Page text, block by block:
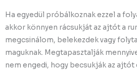
Ha egyedül próbálkoznak ezzel a
akkor könnyen rácsukját az ajtót a
megcsinálom, belekezdek vagy
maguknak. Megtapasztalják
nem engedi, hogy becsukják az ajtót